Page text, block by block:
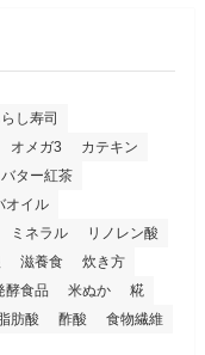
し寿司
オメガ3
カテキン
バター紅茶
オイル
ミネラル
リノレン酸
滋養食
炊き方
酵食品 米ぬか
糀
肪酸 酢酸
食物繊維